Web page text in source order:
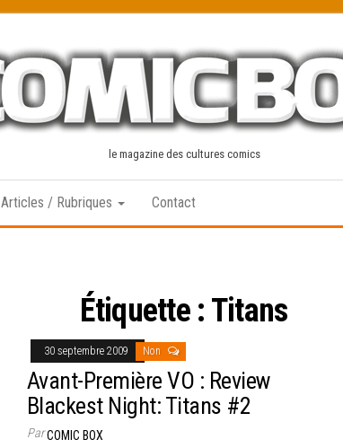
le magazine des cultures comics
Articles / Rubriques Contact
Étiquette : Titans
30 septembre 2009 Non
Avant-Première VO : Review
Blackest Night: Titans #2
ParCOMIC BOX